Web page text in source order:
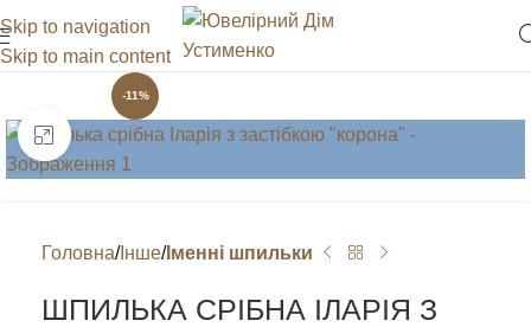
Skip to navigation
Skip to main content
-11%
Клацніть, щоб збільшити
Головна Інше Іменні шпильки
ШПИЛЬКА СРІБНА ІЛАРІЯ З